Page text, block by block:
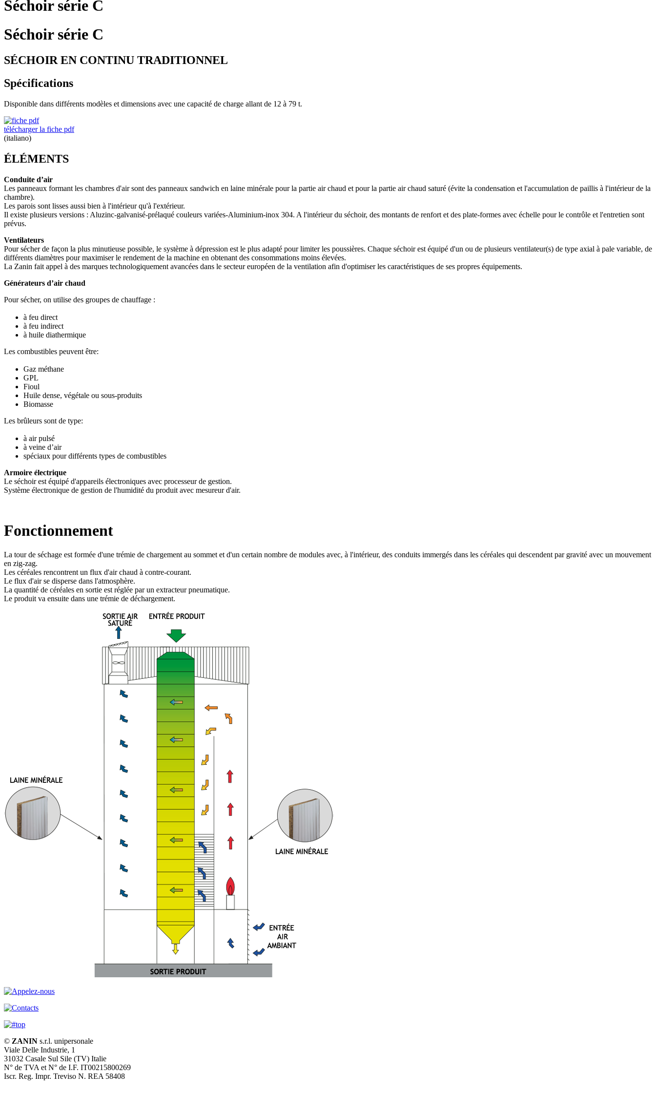
Séchoir série C
Séchoir série C
SÉCHOIR EN CONTINU TRADITIONNEL
Spécifications
Disponible dans différents modèles et dimensions avec une capacité de charge allant de 12 à 79 t.
télécharger la fiche pdf
(italiano)
ÉLÉMENTS
Conduite d’air
Les panneaux formant les chambres d'air sont des panneaux sandwich en laine minérale pour la partie air chaud et pour la partie air chaud saturé (évite la condensation et l'accumulation de paillis à l'intérieur de la
chambre).
Les parois sont lisses aussi bien à l'intérieur qu'à l'extérieur.
Il existe plusieurs versions : Aluzinc-galvanisé-prélaqué couleurs variées-Aluminium-inox 304. A l'intérieur du séchoir, des montants de renfort et des plate-formes avec échelle pour le contrôle et l'entretien sont
prévus.
Ventilateurs
Pour sécher de façon la plus minutieuse possible, le système à dépression est le plus adapté pour limiter les poussières. Chaque séchoir est équipé d'un ou de plusieurs ventilateur(s) de type axial à pale variable, de
différents diamètres pour maximiser le rendement de la machine en obtenant des consommations moins élevées.
La Zanin fait appel à des marques technologiquement avancées dans le secteur européen de la ventilation afin d'optimiser les caractéristiques de ses propres équipements.
Générateurs d’air chaud
Pour sécher, on utilise des groupes de chauffage :
à feu direct
à feu indirect
à huile diathermique
Les combustibles peuvent être:
Gaz méthane
GPL
Fioul
Huile dense, végétale ou sous-produits
Biomasse
Les brûleurs sont de type:
à air pulsé
à veine d’air
spéciaux pour différents types de combustibles
Armoire électrique
Le séchoir est équipé d'appareils électroniques avec processeur de gestion.
Système électronique de gestion de l'humidité du produit avec mesureur d'air.
Fonctionnement
La tour de séchage est formée d'une trémie de chargement au sommet et d'un certain nombre de modules avec, à l'intérieur, des conduits immergés dans les céréales qui descendent par gravité avec un mouvement
en zig-zag.
Les céréales rencontrent un flux d'air chaud à contre-courant.
Le flux d'air se disperse dans l'atmosphère.
La quantité de céréales en sortie est réglée par un extracteur pneumatique.
Le produit va ensuite dans une trémie de déchargement.
© ZANIN s.r.l. unipersonale
Viale Delle Industrie, 1
31032 Casale Sul Sile (TV) Italie
N° de TVA et N° de I.F. IT00215800269
Iscr. Reg. Impr. Treviso N. REA 58408